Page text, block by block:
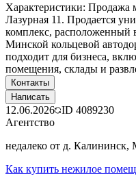
Характеристики: Продажа
Лазурная 11. Продается
комплекс, расположенный
Минской кольцевой
подходит для бизнеса,
помещения, склады и
Контакты
Написать
12.06.2026 ID 4089230
Агентство
недалеко от д. Калининск,
Как купить нежилое